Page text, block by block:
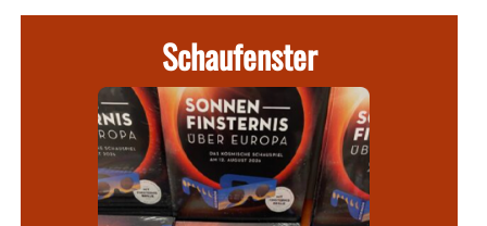
Schaufenster